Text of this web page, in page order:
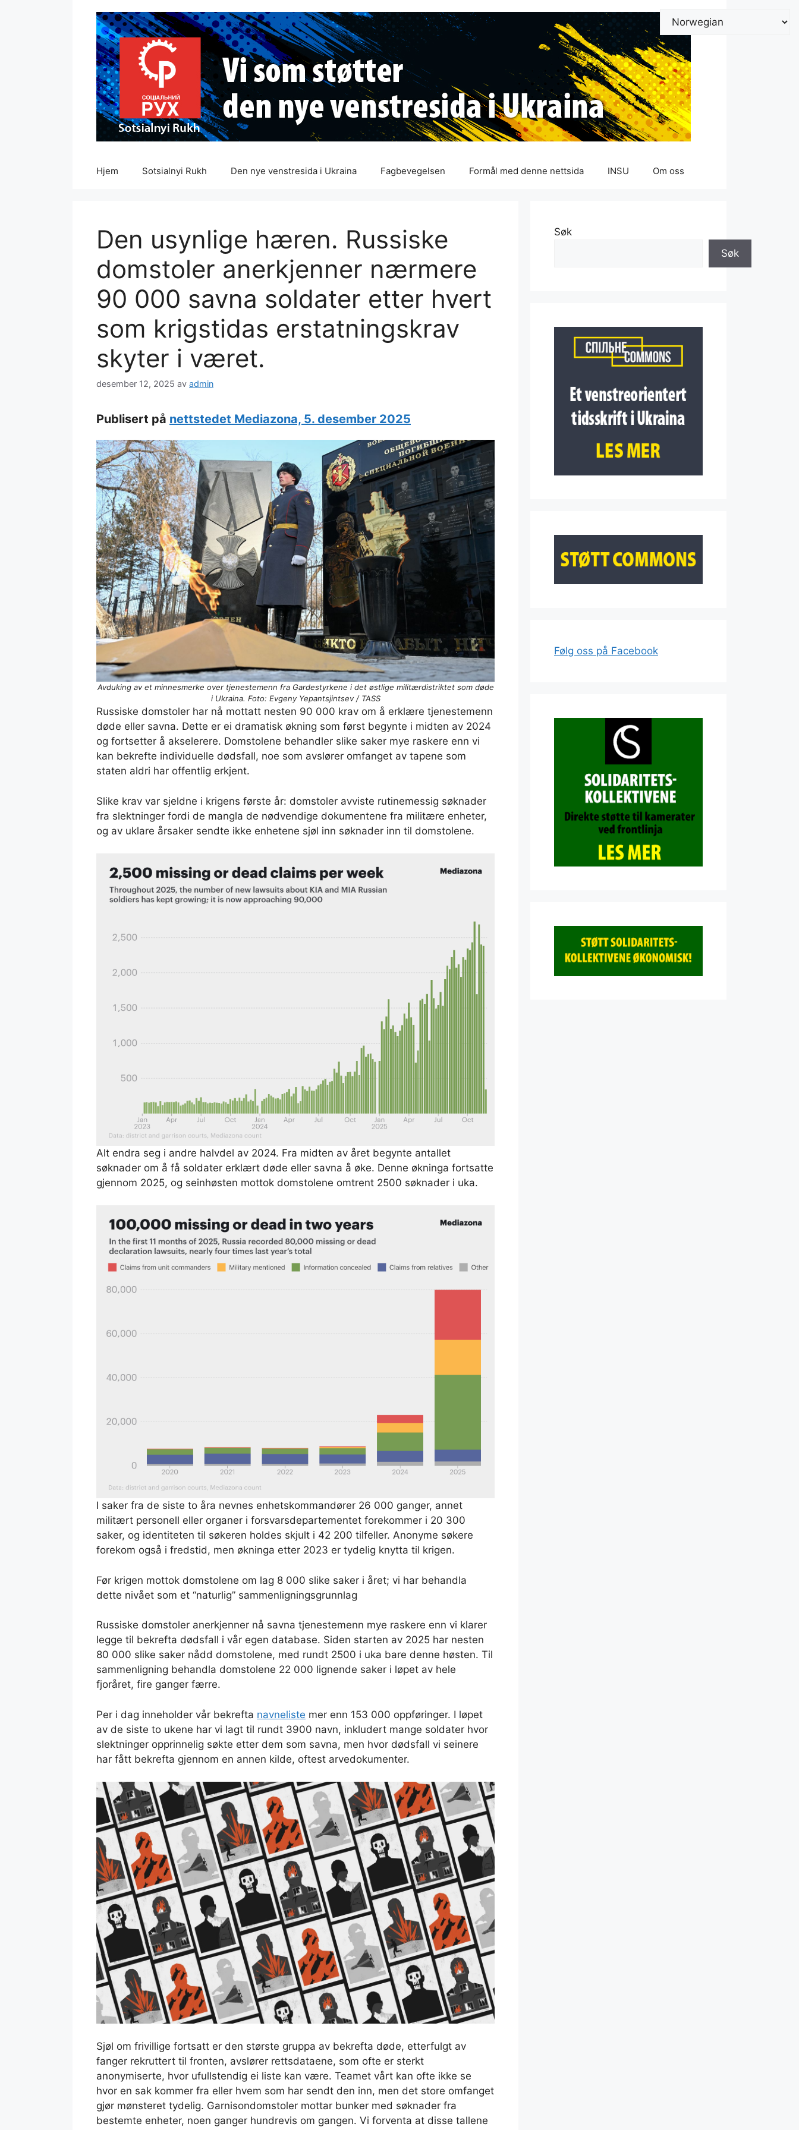
Hjem Sotsialnyi Rukh Den nye venstresida i Ukraina Fagbevegelsen Formål med denne nettsida INSU Om oss
Den usynlige hæren. Russiske
domstoler anerkjenner nærmere
90 000 savna soldater etter hvert
som krigstidas erstatningskrav
skyter i været.
desember 12, 2025 av admin
Publisert på nettstedet Mediazona, 5. desember 2025
Avduking av et minnesmerke over tjenestemenn fra Gardestyrkene i det østlige militærdistriktet som døde
i Ukraina. Foto: Evgeny Yepantsjintsev / TASS
Russiske domstoler har nå mottatt nesten 90 000 krav om å erklære tjenestemenn
døde eller savna. Dette er ei dramatisk økning som først begynte i midten av 2024
og fortsetter å akselerere. Domstolene behandler slike saker mye raskere enn vi
kan bekrefte individuelle dødsfall, noe som avslører omfanget av tapene som
staten aldri har offentlig erkjent.
Slike krav var sjeldne i krigens første år: domstoler avviste rutinemessig søknader
fra slektninger fordi de mangla de nødvendige dokumentene fra militære enheter,
og av uklare årsaker sendte ikke enhetene sjøl inn søknader inn til domstolene.
Alt endra seg i andre halvdel av 2024. Fra midten av året begynte antallet
søknader om å få soldater erklært døde eller savna å øke. Denne økninga fortsatte
gjennom 2025, og seinhøsten mottok domstolene omtrent 2500 søknader i uka.
I saker fra de siste to åra nevnes enhetskommandører 26 000 ganger, annet
militært personell eller organer i forsvarsdepartementet forekommer i 20 300
saker, og identiteten til søkeren holdes skjult i 42 200 tilfeller. Anonyme søkere
forekom også i fredstid, men økninga etter 2023 er tydelig knytta til krigen.
Før krigen mottok domstolene om lag 8 000 slike saker i året; vi har behandla
dette nivået som et “naturlig” sammenligningsgrunnlag
Russiske domstoler anerkjenner nå savna tjenestemenn mye raskere enn vi klarer
legge til bekrefta dødsfall i vår egen database. Siden starten av 2025 har nesten
80 000 slike saker nådd domstolene, med rundt 2500 i uka bare denne høsten. Til
sammenligning behandla domstolene 22 000 lignende saker i løpet av hele
fjoråret, fire ganger færre.
Per i dag inneholder vår bekrefta navneliste mer enn 153 000 oppføringer. I løpet
av de siste to ukene har vi lagt til rundt 3900 navn, inkludert mange soldater hvor
slektninger opprinnelig søkte etter dem som savna, men hvor dødsfall vi seinere
har fått bekrefta gjennom en annen kilde, oftest arvedokumenter.
Sjøl om frivillige fortsatt er den største gruppa av bekrefta døde, etterfulgt av
fanger rekruttert til fronten, avslører rettsdataene, som ofte er sterkt
anonymiserte, hvor ufullstendig ei liste kan være. Teamet vårt kan ofte ikke se
hvor en sak kommer fra eller hvem som har sendt den inn, men det store omfanget
gjør mønsteret tydelig. Garnisondomstoler mottar bunker med søknader fra
bestemte enheter, noen ganger hundrevis om gangen. Vi forventa at disse tallene
Søk
Søk
Følg oss på Facebook